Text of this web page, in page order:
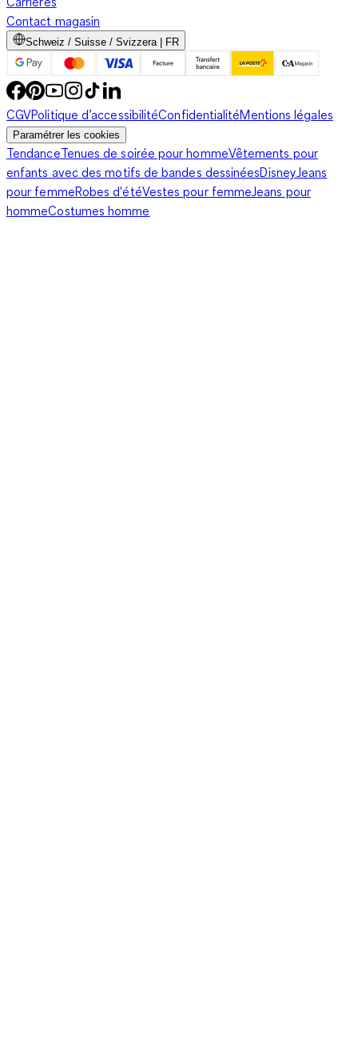
Contact magasin
Schweiz / Suisse / Svizzera | FR
CGVPolitique d’accessibilitéConfidentialitéMentions légales
Paramétrer les cookies
TendanceTenues de soirée pour hommeVêtements pour
enfants avec des motifs de bandes dessinéesDisneyJeans
pour femmeRobes d'étéVestes pour femmeJeans pour
hommeCostumes homme